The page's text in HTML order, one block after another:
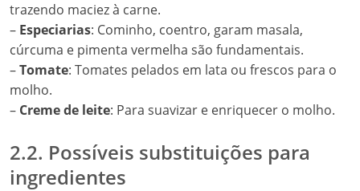
trazendo maciez à carne.
– Especiarias: Cominho, coentro, garam masala,
cúrcuma e pimenta vermelha são fundamentais.
–Tomate: Tomates pelados em lata ou frescos para o
molho.
– Creme de leite: Para suavizar e enriquecer o molho.
2.2. Possíveis substituições para
ingredientes